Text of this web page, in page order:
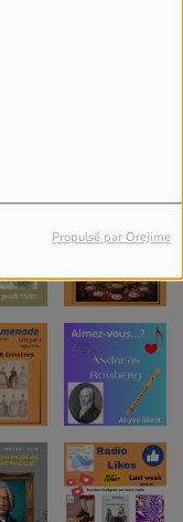
Propulsé par Orejime